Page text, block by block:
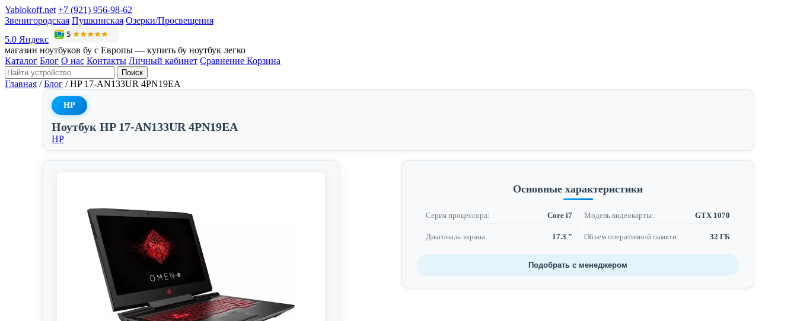
Yablokoff.net +7 (921) 956-98-62
Звенигородская Пушкинская Озерки/Просвещения
5.0 Яндекс
магазин ноутбуков бу с Европы — купить бу ноутбук легко
Каталог Блог О нас Контакты Личный кабинет Сравнение Корзина
Поиск
Главная / Блог / HP 17-AN133UR 4PN19EA
HP
Ноутбук HP 17-AN133UR 4PN19EA
HP
Основные характеристики
Серия процессора: Core i7 Модель видеокарты: GTX 1070
Диагональ экрана: 17.3 " Объем оперативной памяти: 32 ГБ
Подобрать с менеджером